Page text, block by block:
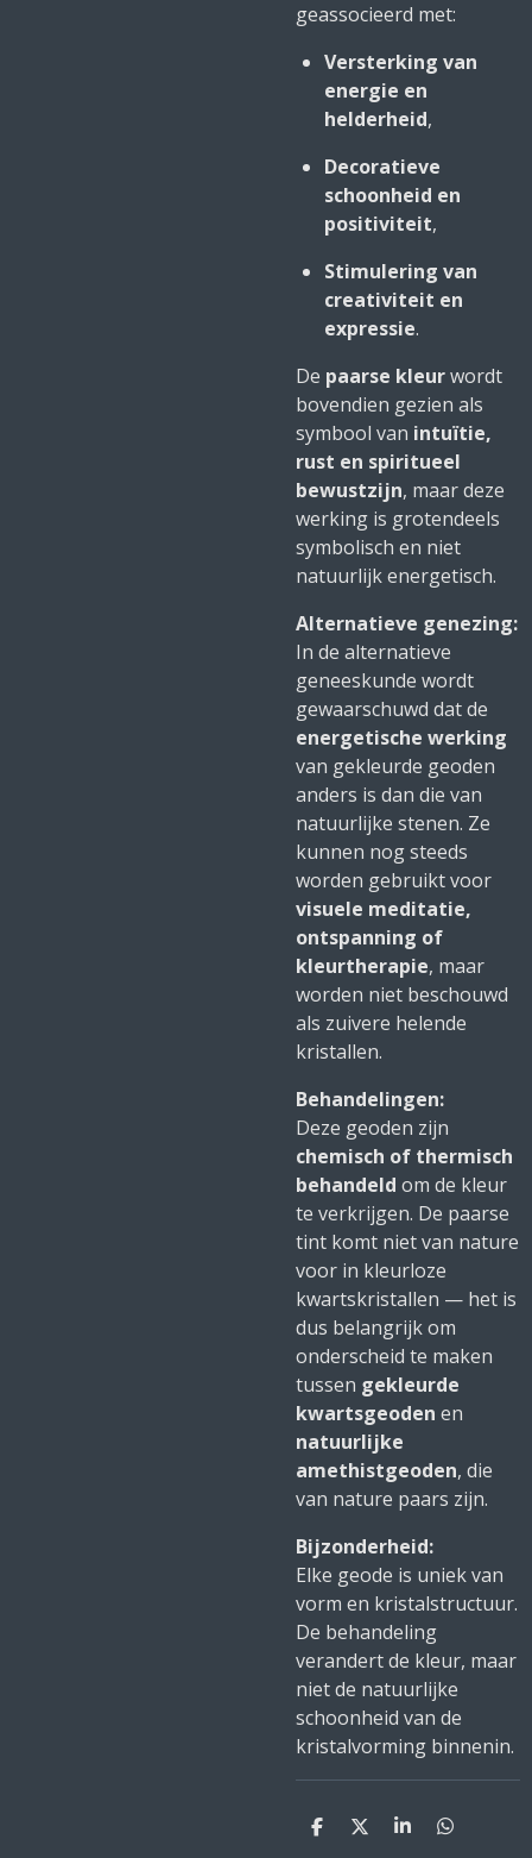
geassocieerd met:
Versterking van
energie en
helderheid,
Decoratieve
schoonheid en
positiviteit,
Stimulering van
creativiteit en
expressie.
De paarse kleurwordt
bovendien gezien als
symbool van intuïtie,
rust en spiritueel
bewustzijn, maar deze
werking is grotendeels
symbolisch en niet
natuurlijk energetisch.
Alternatieve genezing:
In de alternatieve
geneeskunde wordt
gewaarschuwd dat de
energetische werking
van gekleurde geoden
anders is dan die van
natuurlijke stenen. Ze
kunnen nog steeds
worden gebruikt voor
visuele meditatie,
ontspanning of
kleurtherapie, maar
worden niet beschouwd
als zuivere helende
kristallen.
Behandelingen:
Deze geoden zijn
chemisch of thermisch
behandeld om de kleur
te verkrijgen. De paarse
tint komt niet van nature
voor in kleurloze
kwartskristallen — het is
dus belangrijk om
onderscheid te maken
tussen gekleurde
kwartsgeoden en
natuurlijke
amethistgeoden, die
van nature paars zijn.
Bijzonderheid:
Elke geode is uniek van
vorm en kristalstructuur.
De behandeling
verandert de kleur, maar
niet de natuurlijke
schoonheid van de
kristalvorming binnenin.
D
D
S
D